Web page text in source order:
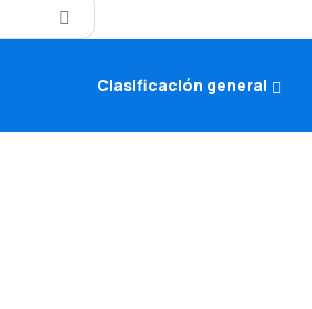
Clasificación general